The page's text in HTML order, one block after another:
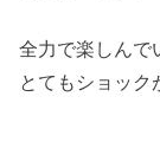
全力で楽しんで
とてもショック